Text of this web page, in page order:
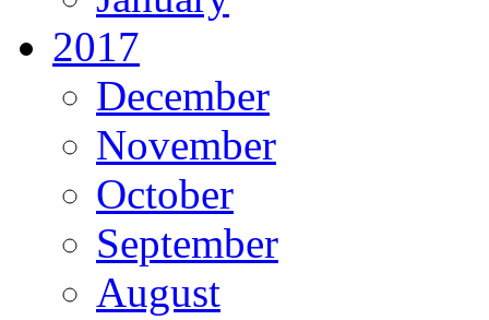
2017
December
November
October
September
August